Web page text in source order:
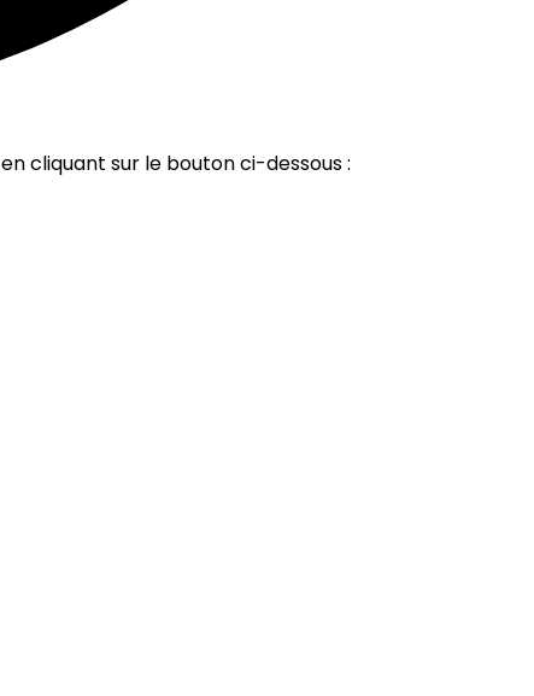
en cliquant sur le bouton ci-dessous :